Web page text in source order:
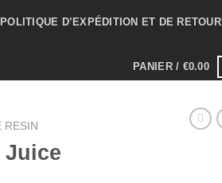
POLITIQUE D’EXPÉDITION ET DE RETOUR
PANIER / €0.00
RESIN
Juice